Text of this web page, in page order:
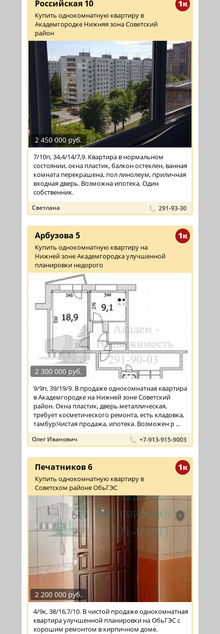
1к
Российская 10
Купить однокомнатную квартиру в
Академгородке Нижняя зона Советский
район
2 450 000 руб.
7/10п, 34,4/14/7,9. Квартира в нормальном
состоянии, окна пластик, балкон остеклен, ванная
комната перекрашена, пол линолеум, приличная
входная дверь. Возможна ипотека. Один
собственник.
Светлана 291-93-30
1к
Арбузова 5
Купить однокомнатную квартиру на
Нижней зоне Академгородка улучшенной
планировки недорого
2 300 000 руб.
9/9п, 39/19/9. В продаже однокомнатная квартира
в Академгородке на Нижней зоне Советский
район. Окна пластик, дверь металлическая,
требует косметического ремонта, есть кладовка,
тамбур.Чистая продажа, ипотека. Возможен р ...
Олег Иванович +7-913-915-9003
1к
Печатников 6
Купить однокомнатную квартиру в
Советском районе ОбьГЭС
2 200 000 руб.
4/9к, 38/16,7/10. В чистой продаже однокомнатная
квартира улучшенной планировки на ОбьГЭС с
хорошим ремонтом в кирпичном доме.